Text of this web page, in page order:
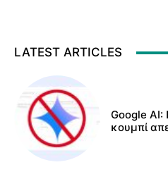
LATEST ARTICLES
Google AI:
κουμπί